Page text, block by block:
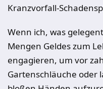
Kranzvorfall-
Wenn ich, was
Mengen Geldes zum
engagieren, um vor
Gartenschläuche oder